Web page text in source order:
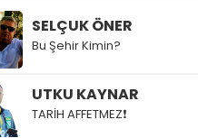
SELÇUK ÖNER
Bu Şehir Kimin?
UTKU KAYNAR
TARİH AFFETMEZ❗